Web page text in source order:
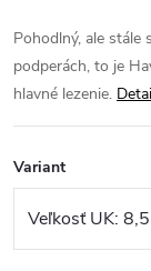
Pohodlný, ale stále
podperách, to je
hlavné lezenie.
Variant